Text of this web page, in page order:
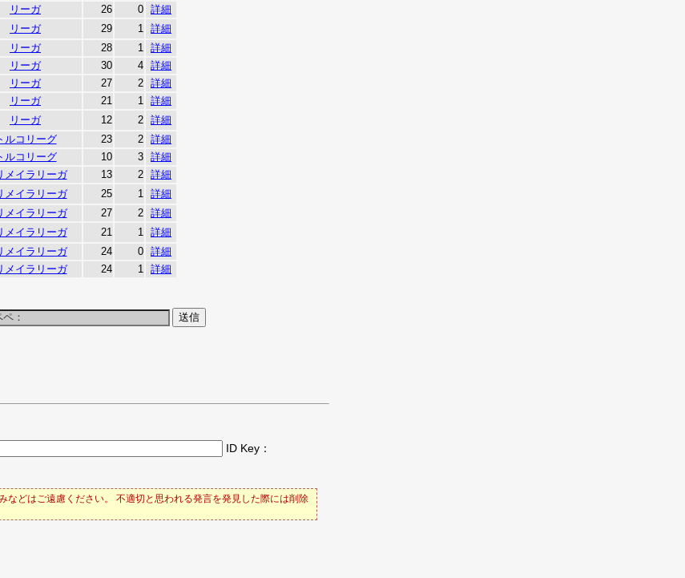
リーガ 26 0 詳細
リーガ 29 1 詳細
リーガ 28 1 詳細
リーガ 30 4 詳細
リーガ 27 2 詳細
リーガ 21 1 詳細
リーガ 12 2 詳細
ルコリーグ 23 2 詳細
ルコリーグ 10 3 詳細
メイラリーガ 13 2 詳細
メイラリーガ 25 1 詳細
メイラリーガ 27 2 詳細
メイラリーガ 21 1 詳細
メイラリーガ 24 0 詳細
メイラリーガ 24 1 詳細
ID Key：
などはご遠慮ください。 不適切と思われる発言を発見した際には削除